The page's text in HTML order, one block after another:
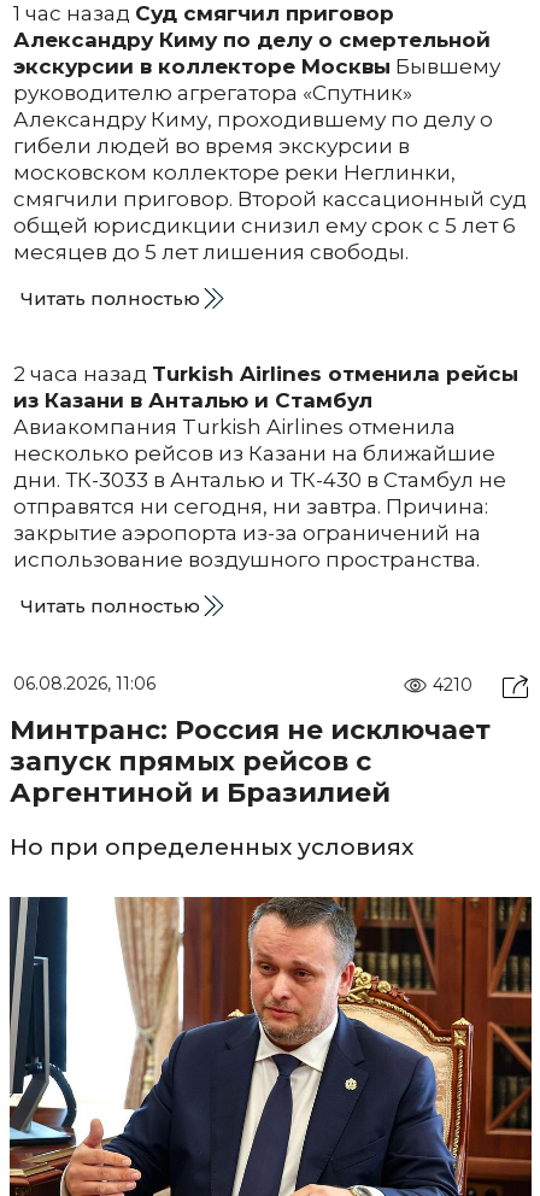
1 час назад Суд смягчил приговор
Александру Киму по делу о смертельной
экскурсии в коллекторе Москвы Бывшему
руководителю агрегатора «Спутник»
Александру Киму, проходившему по делу о
гибели людей во время экскурсии в
московском коллекторе реки Неглинки,
смягчили приговор. Второй кассационный суд
общей юрисдикции снизил ему срок с 5 лет 6
месяцев до 5 лет лишения свободы.
Читать полностью
2 часа назад Turkish Airlines отменила рейсы
из Казани в Анталью и Стамбул
Авиакомпания Turkish Airlines отменила
несколько рейсов из Казани на ближайшие
дни. ТК-3033 в Анталью и ТК-430 в Стамбул не
отправятся ни сегодня, ни завтра. Причина:
закрытие аэропорта из-за ограничений на
использование воздушного пространства.
Читать полностью
06.08.2026, 11:06 4210
Минтранс: Россия не исключает
запуск прямых рейсов с
Аргентиной и Бразилией
Но при определенных условиях